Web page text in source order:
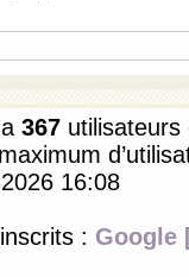
367
16:08
: Google